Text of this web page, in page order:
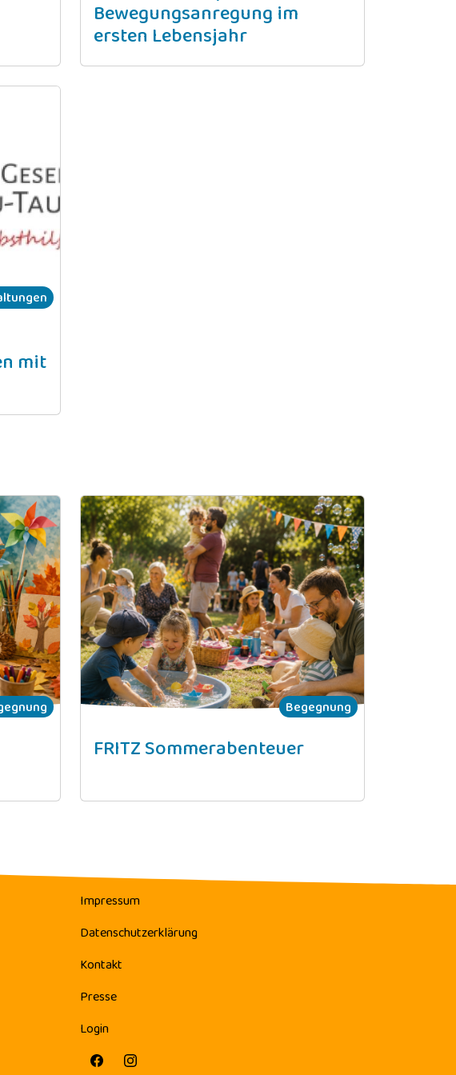
Bewegungsanregung im
ersten Lebensjahr
mit
Begegnung
FRITZ Sommerabenteuer
Impressum
Datenschutzerklärung
Kontakt
Presse
Login